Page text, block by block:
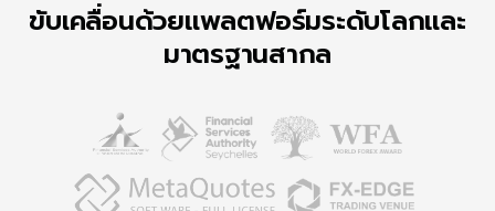
ขับเคลื่อนด้วยแพลตฟอร์มระดับโลกและ
มาตรฐานสากล